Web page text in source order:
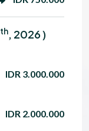
Th, 2026 )
IDR 3.000.000
IDR 2.000.000